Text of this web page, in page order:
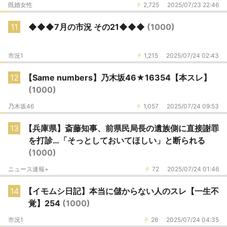
2,725 2025/07/23 22:46
既婚女性
11 ◆◆◆7月の市況 その21◆◆◆ (1000)
1,215 2025/07/24 02:43
市況1
12
【Same numbers】乃木坂46★16354【本スレ】
(1000)
1,057 2025/07/24 09:53
乃木坂46
13
【兵庫県】斎藤知事、前県民局長の遺族側に直接謝罪
を打診…「そっとしておいてほしい」と断られる
(1000)
72 2025/07/24 01:46
ニュース速報+
14
【イモムシ日記】本当に儲からない人のスレ【一生不
覚】254 (1000)
26 2025/07/24 04:35
市況1